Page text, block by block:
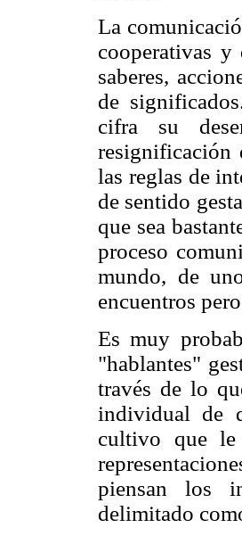
La
cooperativas y
saberes,
de
cifra su
resignificación
las reglas de
de sentido
que sea
proceso
mundo, de
encuentros
Es muy
"hablantes"
través de lo
individual de
cultivo que le
piensan los
delimitado